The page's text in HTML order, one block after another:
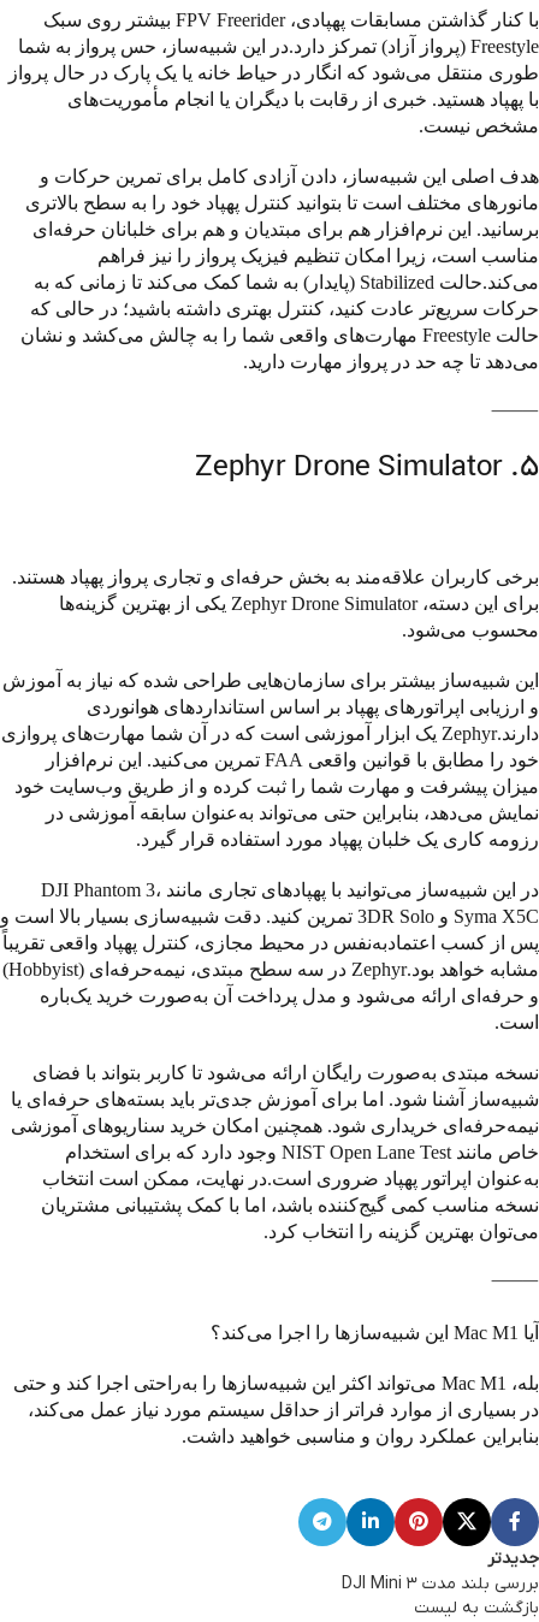
با کنار گذاشتن مسابقات پهپادی، FPV Freerider بیشتر روی سبک
Freestyle (پرواز آزاد) تمرکز دارد.در این شبیه‌ساز، حس پرواز به شما
طوری منتقل می‌شود که انگار در حیاط خانه یا یک پارک در حال پرواز
با پهپاد هستید. خبری از رقابت با دیگران یا انجام مأموریت‌های
مشخص نیست.
هدف اصلی این شبیه‌ساز، دادن آزادی کامل برای تمرین حرکات و
مانورهای مختلف است تا بتوانید کنترل پهپاد خود را به سطح بالاتری
برسانید. این نرم‌افزار هم برای مبتدیان و هم برای خلبانان حرفه‌ای
مناسب است، زیرا امکان تنظیم فیزیک پرواز را نیز فراهم
می‌کند.حالت Stabilized (پایدار) به شما کمک می‌کند تا زمانی که به
حرکات سریع‌تر عادت کنید، کنترل بهتری داشته باشید؛ در حالی که
حالت Freestyle مهارت‌های واقعی شما را به چالش می‌کشد و نشان
می‌دهد تا چه حد در پرواز مهارت دارید.
⸻
۵. Zephyr Drone Simulator
برخی کاربران علاقه‌مند به بخش حرفه‌ای و تجاری پرواز پهپاد هستند.
برای این دسته، Zephyr Drone Simulator یکی از بهترین گزینه‌ها
محسوب می‌شود.
این شبیه‌ساز بیشتر برای سازمان‌هایی طراحی شده که نیاز به آموزش
و ارزیابی اپراتورهای پهپاد بر اساس استانداردهای هوانوردی
دارند.Zephyr یک ابزار آموزشی است که در آن شما مهارت‌های پروازی
خود را مطابق با قوانین واقعی FAA تمرین می‌کنید. این نرم‌افزار
میزان پیشرفت و مهارت شما را ثبت کرده و از طریق وب‌سایت خود
نمایش می‌دهد، بنابراین حتی می‌تواند به‌عنوان سابقه آموزشی در
رزومه کاری یک خلبان پهپاد مورد استفاده قرار گیرد.
در این شبیه‌ساز می‌توانید با پهپادهای تجاری مانند DJI Phantom 3،
Syma X5C و 3DR Solo تمرین کنید. دقت شبیه‌سازی بسیار بالا است و
پس از کسب اعتمادبه‌نفس در محیط مجازی، کنترل پهپاد واقعی تقریباً
مشابه خواهد بود.Zephyr در سه سطح مبتدی، نیمه‌حرفه‌ای (Hobbyist)
و حرفه‌ای ارائه می‌شود و مدل پرداخت آن به‌صورت خرید یک‌باره
است.
نسخه مبتدی به‌صورت رایگان ارائه می‌شود تا کاربر بتواند با فضای
شبیه‌ساز آشنا شود. اما برای آموزش جدی‌تر باید بسته‌های حرفه‌ای یا
نیمه‌حرفه‌ای خریداری شود. همچنین امکان خرید سناریوهای آموزشی
خاص مانند NIST Open Lane Test وجود دارد که برای استخدام
به‌عنوان اپراتور پهپاد ضروری است.در نهایت، ممکن است انتخاب
نسخه مناسب کمی گیج‌کننده باشد، اما با کمک پشتیبانی مشتریان
می‌توان بهترین گزینه را انتخاب کرد.
⸻
آیا Mac M1 این شبیه‌سازها را اجرا می‌کند؟
بله، Mac M1 می‌تواند اکثر این شبیه‌سازها را به‌راحتی اجرا کند و حتی
در بسیاری از موارد فراتر از حداقل سیستم مورد نیاز عمل می‌کند،
بنابراین عملکرد روان و مناسبی خواهید داشت.
جدیدتر
بررسی بلند مدت DJI Mini 3
بازگشت به لیست